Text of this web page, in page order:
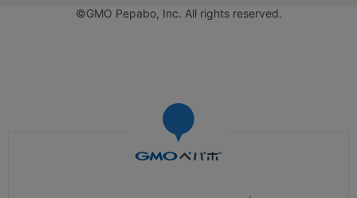
©GMO Pepabo, Inc. All rights reserved.